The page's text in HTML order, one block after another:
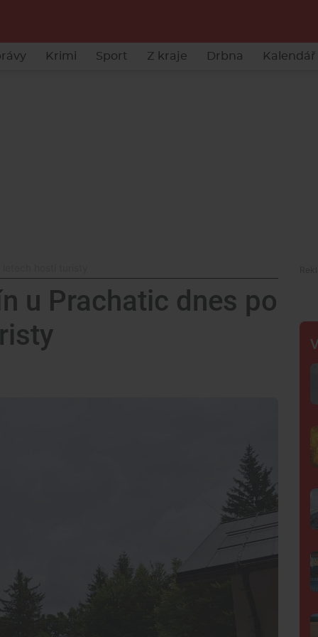
Krimi Sport Z kraje Drbna Kalendář
u Prachatic dnes po